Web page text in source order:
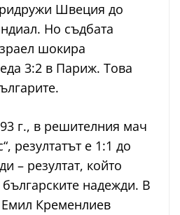
Швеция до
Но съдбата
шокира
3:2 в Париж. Това
г., в решителния мач
резултатът е 1:1 до
– резултат, който
надежди. В
Емил Кременлиев